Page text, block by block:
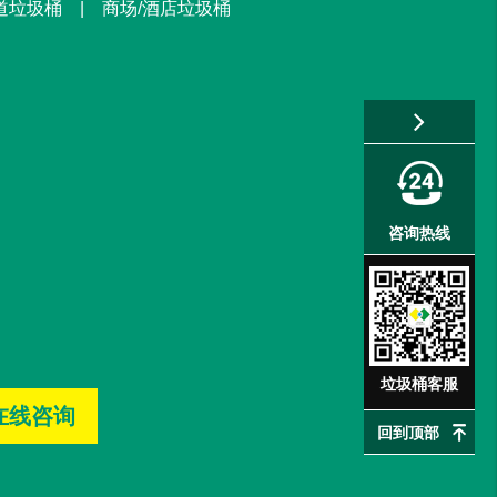
圾桶 | 商场/酒店垃圾桶
线咨询
咨询热线
垃圾桶客服
回到顶部